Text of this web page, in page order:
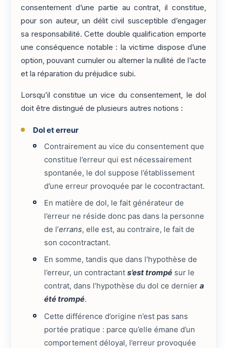
consentement d’une partie au contrat, il constitue,
pour son auteur, un délit civil susceptible d’engager
sa responsabilité. Cette double qualification emporte
une conséquence notable : la victime dispose d’une
option, pouvant cumuler ou alterner la nullité de l’acte
et la réparation du préjudice subi.
Lorsqu’il constitue un vice du consentement, le dol
doit être distingué de plusieurs autres notions :
Dol et erreur
Contrairement au vice du consentement que
constitue l’erreur qui est nécessairement
spontanée, le dol suppose l’établissement
d’une erreur provoquée par le cocontractant.
En matière de dol, le fait générateur de
l’erreur ne réside donc pas dans la personne
de l’errans, elle est, au contraire, le fait de
son cocontractant.
En somme, tandis que dans l’hypothèse de
l’erreur, un contractants’est trompé sur le
contrat, dans l’hypothèse du dol ce derniera
été trompé.
Cette différence d’origine n’est pas sans
portée pratique : parce qu’elle émane d’un
comportement déloyal, l’erreur provoquée